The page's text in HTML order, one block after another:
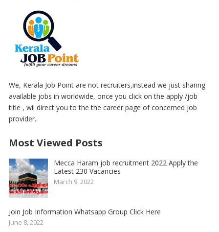
We, Kerala Job Point are not recruiters,instead we just sharing
available jobs in worldwide, once you click on the apply /job
title , wil direct you to the the career page of concerned job
provider..
Most Viewed Posts
Mecca Haram job recruitment 2022 Apply the
Latest 230 Vacancies
March 9, 2022
Join Job Information Whatsapp Group Click Here
June 8, 2022